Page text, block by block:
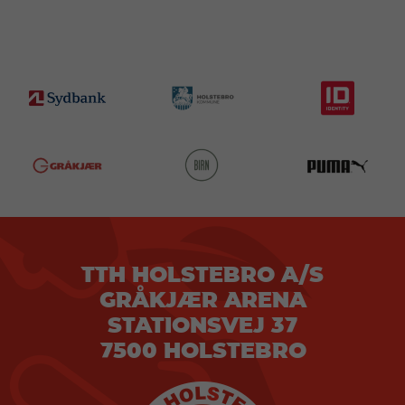
TTH HOLSTEBRO A/S
GRÅKJÆR ARENA
STATIONSVEJ 37
7500 HOLSTEBRO